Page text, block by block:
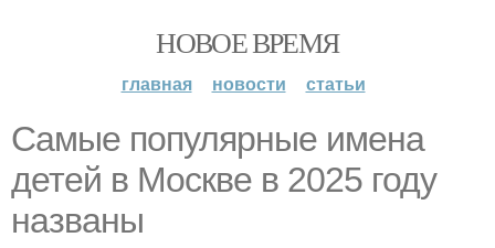
НОВОЕ ВРЕМЯ
главная новости статьи
Самые популярные имена
детей в Москве в 2025 году
названы